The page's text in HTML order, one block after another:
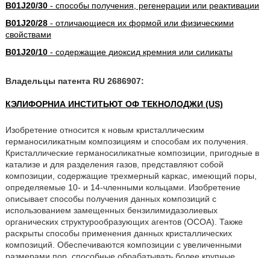
B01J20/30- способы получения, регенерации или реактивации
B01J20/28- отличающиеся их формой или физическими
свойствами
B01J20/10- содержащие диоксид кремния или силикаты
Владельцы патента RU 2686907:
КЭЛИФОРНИА ИНСТИТЬЮТ ОФ ТЕКНОЛОДЖИ (US)
Изобретение относится к новым кристаллическим
германосиликатным композициям и способам их получения.
Кристаллические германосиликатные композиции, пригодные в
катализе и для разделения газов, представляют собой
композиции, содержащие трехмерный каркас, имеющий поры,
определяемые 10- и 14-членными кольцами. Изобретение
описывает способы получения данных композиций с
использованием замещенных бензилимидазолиевых
органических структурообразующих агентов (ОСОА). Также
раскрыты способы применения данных кристаллических
композиций. Обеспечиваются композиции с увеличенными